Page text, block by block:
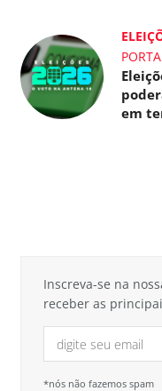
em
Inscreva-se na
receber as
*nós não fazemos spam